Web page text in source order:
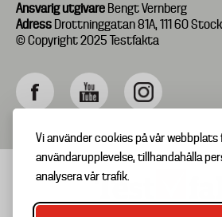
Vi använder cookies på vår
användarupplevelse, tillhandahålla
analysera vår trafik.
Ansvarig utgivare Bengt Vernberg
Adress Drottninggatan 81A, 111 60
© Copyright 2025 Testfakta